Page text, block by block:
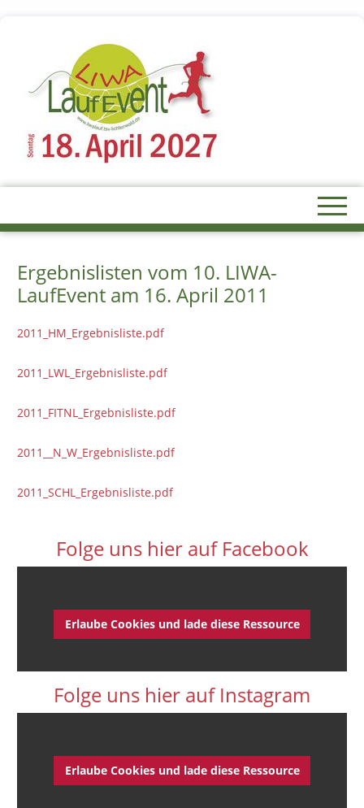
Ergebnislisten vom 10. LIWA-
LaufEvent am 16. April 2011
2011_HM_Ergebnisliste.pdf
2011_LWL_Ergebnisliste.pdf
2011_FITNL_Ergebnisliste.pdf
2011__N_W_Ergebnisliste.pdf
2011_SCHL_Ergebnisliste.pdf
Folge uns hier auf Facebook
Erlaube Cookies und lade diese Ressource
Folge uns hier auf Instagram
Erlaube Cookies und lade diese Ressource